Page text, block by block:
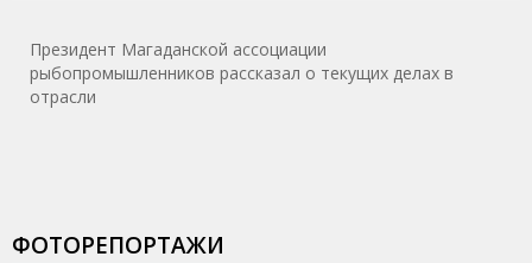
Президент Магаданской ассоциации
рыбопромышленников рассказал о текущих делах в
отрасли
ФОТОРЕПОРТАЖИ